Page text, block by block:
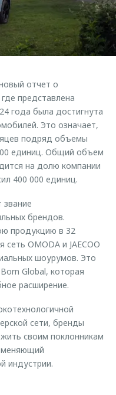
отчет о
представлена
года была достигнута
Это означает,
подряд объемы
единиц. Общий объем
на долю компании
400 000 единиц.
звание
брендов.
продукцию в 32
OMODA и JAECOO
шоурумов. Это
Global, которая
расширение.
сети, бренды
своим поклонникам
меняющий
индустрии.